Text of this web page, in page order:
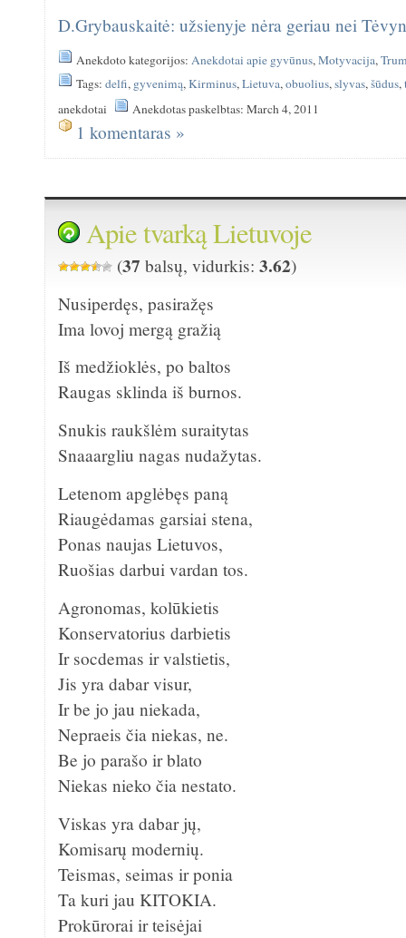
D.Grybauskaitė: užsienyje nėra geriau nei
Anekdoto kategorijos:Anekdotai apie gyvūnus,Motyvacija,
Tags:delfi, gyvenimą,Kirminus,Lietuva,obuolius,slyvas,šūdus,
anekdotai
Anekdotas paskelbtas: March 4, 2011
1 komentaras »
Apie tvarką Lietuvoje
(37 balsų, vidurkis:3.62)
Nusiperdęs, pasiražęs
Ima lovoj mergą gražią
Iš medžioklės, po baltos
Raugas sklinda iš burnos.
Snukis raukšlėm suraitytas
Snaaargliu nagas nudažytas.
Letenom apglėbęs paną
Riaugėdamas garsiai stena,
Ponas naujas Lietuvos,
Ruošias darbui vardan tos.
Agronomas, kolūkietis
Konservatorius darbietis
Ir socdemas ir valstietis,
Jis yra dabar visur,
Ir be jo jau niekada,
Nepraeis čia niekas, ne.
Be jo parašo ir blato
Niekas nieko čia nestato.
Viskas yra dabar jų,
Komisarų modernių.
Teismas, seimas ir ponia
Ta kuri jau KITOKIA.
Prokūrorai ir teisėjai